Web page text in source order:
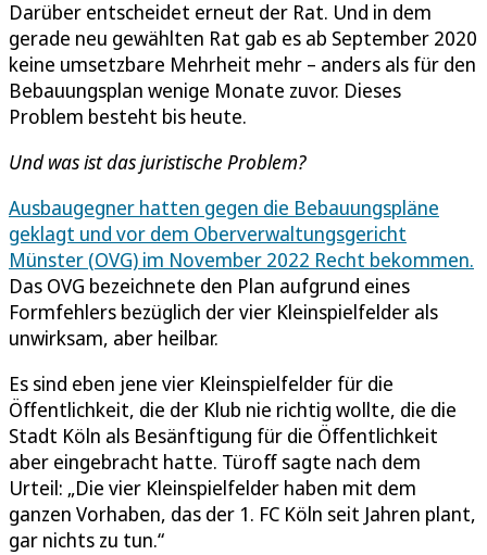
Darüber entscheidet erneut der Rat. Und in dem
gerade neu gewählten Rat gab es ab September 2020
keine umsetzbare Mehrheit mehr – anders als für den
Bebauungsplan wenige Monate zuvor. Dieses
Problem besteht bis heute.
Und was ist das juristische Problem?
Ausbaugegner hatten gegen die Bebauungspläne
geklagt und vor dem Oberverwaltungsgericht
Münster (OVG) im November 2022 Recht bekommen.
Das OVG bezeichnete den Plan aufgrund eines
Formfehlers bezüglich der vier Kleinspielfelder als
unwirksam, aber heilbar.
Es sind eben jene vier Kleinspielfelder für die
Öffentlichkeit, die der Klub nie richtig wollte, die die
Stadt Köln als Besänftigung für die Öffentlichkeit
aber eingebracht hatte. Türoff sagte nach dem
Urteil: „Die vier Kleinspielfelder haben mit dem
ganzen Vorhaben, das der 1. FC Köln seit Jahren plant,
gar nichts zu tun.“